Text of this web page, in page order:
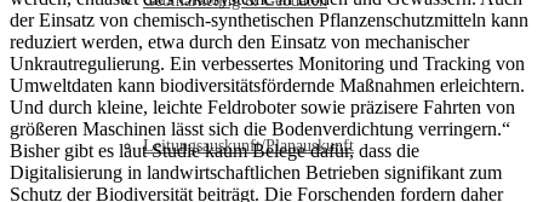
Leitungsauskunft/Planauskunft
der Einsatz von chemisch-synthetischen Pflanzenschutzmitteln kann
reduziert werden, etwa durch den Einsatz von mechanischer
Unkrautregulierung. Ein verbessertes Monitoring und Tracking von
Umweltdaten kann biodiversitätsfördernde Maßnahmen erleichtern.
Und durch kleine, leichte Feldroboter sowie präzisere Fahrten von
größeren Maschinen lässt sich die Bodenverdichtung verringern.“
Bisher gibt es laut Studie kaum Belege dafür, dass die
Digitalisierung in landwirtschaftlichen Betrieben signifikant zum
Schutz der Biodiversität beiträgt. Die Forschenden fordern daher